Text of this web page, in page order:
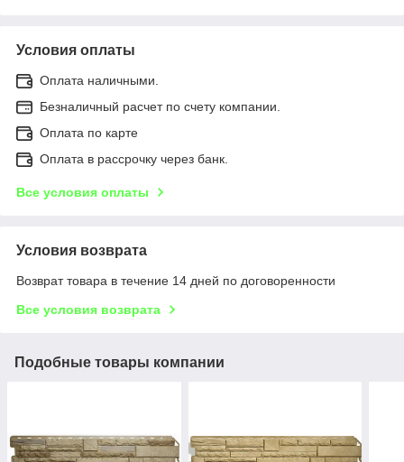
Условия оплаты
Оплата наличными.
Безналичный расчет по счету компании.
Оплата по карте
Оплата в рассрочку через банк.
Все условия оплаты
Условия возврата
Возврат товара в течение 14 дней по договоренности
Все условия возврата
Подобные товары компании